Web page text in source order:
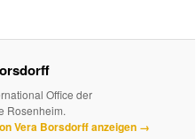
Office der
Rosenheim.
Vera Borsdorff anzeigen →